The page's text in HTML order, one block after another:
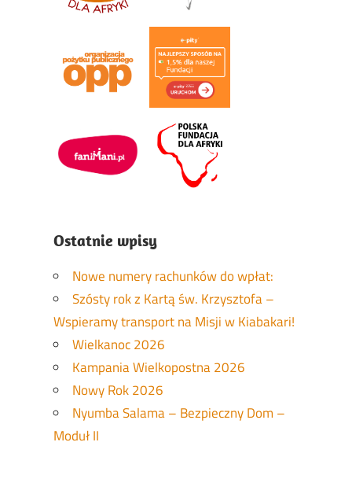
Ostatnie wpisy
Nowe numery rachunków do wpłat:
Szósty rok z Kartą św. Krzysztofa –
Wspieramy transport na Misji w Kiabakari!
Wielkanoc 2026
Kampania Wielkopostna 2026
Nowy Rok 2026
Nyumba Salama – Bezpieczny Dom –
Moduł II